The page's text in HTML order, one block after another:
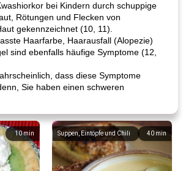
bei Kindern durch schuppige
Rötungen und Flecken von
gekennzeichnet (10, 11).
Haarfarbe, Haarausfall (Alopezie)
sind ebenfalls häufige Symptome (12,
dass diese Symptome
Sie haben einen schweren
10min 40 min
Suppen, Eintöpfe und Chili